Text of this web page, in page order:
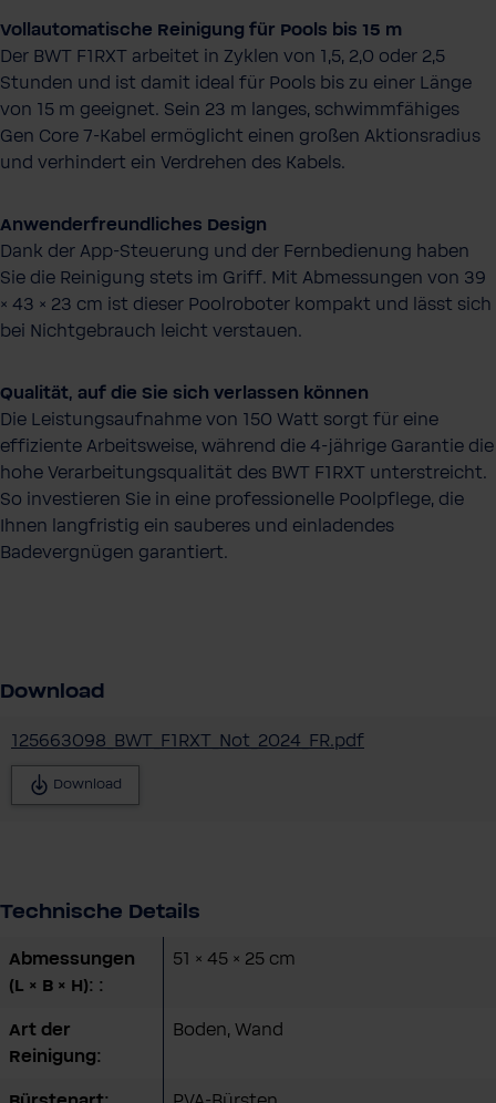
Vollautomatische Reinigung für Pools bis 15 m
Der BWT F1RXT arbeitet in Zyklen von 1,5, 2,0 oder 2,5
Stunden und ist damit ideal für Pools bis zu einer Länge
von 15 m geeignet. Sein 23 m langes, schwimmfähiges
Gen Core 7-Kabel ermöglicht einen großen Aktionsradius
und verhindert ein Verdrehen des Kabels.
Anwenderfreundliches Design
Dank der App-Steuerung und der Fernbedienung haben
Sie die Reinigung stets im Griff. Mit Abmessungen von 39
× 43 × 23 cm ist dieser Poolroboter kompakt und lässt sich
bei Nichtgebrauch leicht verstauen.
Qualität, auf die Sie sich verlassen können
Die Leistungsaufnahme von 150 Watt sorgt für eine
effiziente Arbeitsweise, während die 4-jährige Garantie die
hohe Verarbeitungsqualität des BWT F1RXT unterstreicht.
So investieren Sie in eine professionelle Poolpflege, die
Ihnen langfristig ein sauberes und einladendes
Badevergnügen garantiert.
Download
125663098_BWT_F1RXT_Not_2024_FR.pdf
Download
Technische Details
Abmessungen
(L × B × H): :
51 × 45 × 25 cm
Art der
Reinigung:
Boden, Wand